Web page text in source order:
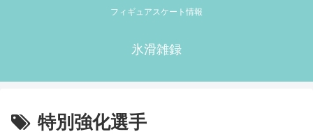
フィギュアスケート情報
氷滑雑録
特別強化選手